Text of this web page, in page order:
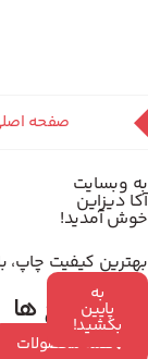
صفحه
به وبسایت
آکا دیزاین
خوش آمدید!
بهترین کیفیت چاپ،
به
پایین
بکشید!
آلبوم طرح ها
همه محصولات